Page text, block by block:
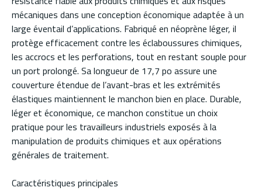
mécaniques dans une conception économique adaptée à un
large éventail d’applications. Fabriqué en néoprène léger, il
protège efficacement contre les éclaboussures chimiques,
les accrocs et les perforations, tout en restant souple pour
un port prolongé. Sa longueur de 17,7 po assure une
couverture étendue de l’avant-bras et les extrémités
élastiques maintiennent le manchon bien en place. Durable,
léger et économique, ce manchon constitue un choix
pratique pour les travailleurs industriels exposés à la
manipulation de produits chimiques et aux opérations
générales de traitement.
Caractéristiques principales